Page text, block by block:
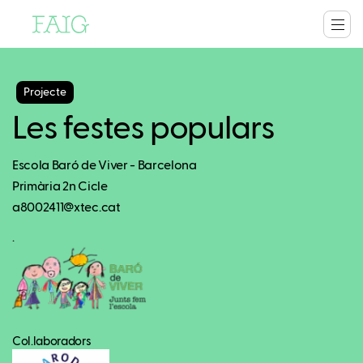
Projecte
Les festes populars
Escola Baró de Viver - Barcelona
Primària 2n Cicle
a8002411@xtec.cat
.
Col.laboradors